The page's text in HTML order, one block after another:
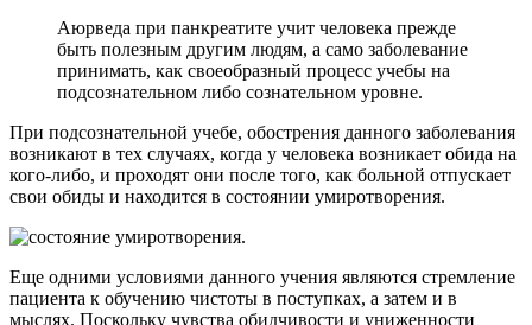
Аюрведа при панкреатите учит человека прежде
быть полезным другим людям, а само заболевание
принимать, как своеобразный процесс учебы на
подсознательном либо сознательном уровне.
При подсознательной учебе, обострения данного заболевания
возникают в тех случаях, когда у человека возникает обида на
кого-либо, и проходят они после того, как больной отпускает
свои обиды и находится в состоянии умиротворения.
Еще одними условиями данного учения являются стремление
пациента к обучению чистоты в поступках, а затем и в
мыслях. Поскольку чувства обидчивости и униженности